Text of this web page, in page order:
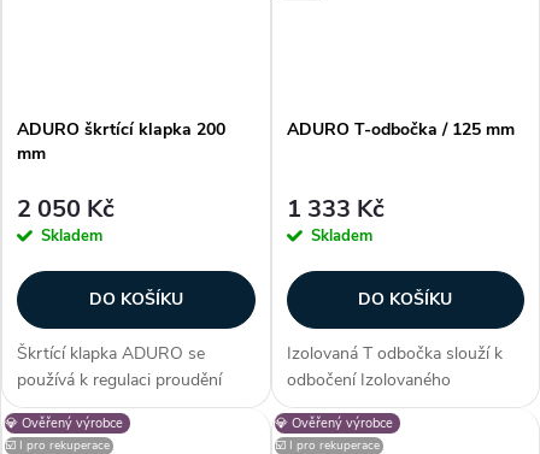
ADURO škrtící klapka 200
mm
2 050 Kč
Skladem
DO KOŠÍKU
Škrtící klapka ADURO se
používá k regulaci proudění
vzduchu v systémech
mechanického větrání a větrání
ADURO T-odbočka / 125 mm
1 333 Kč
Skladem
DO KOŠÍKU
Izolovaná T odbočka slouží k
odbočení Izolovaného
vzduchotechnického potrubí
ADURO o rozměru 125
💎 Ověřený výrobce
☑️ I pro rekuperace
💎 Ověřený výrobce
☑️ I pro rekuperace